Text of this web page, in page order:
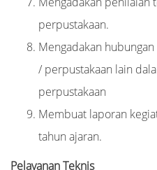
perpustakaan.
Mengadakan
/ perpustakaan lain
perpustakaan
Membuat laporan
tahun ajaran.
Pelayanan Teknis